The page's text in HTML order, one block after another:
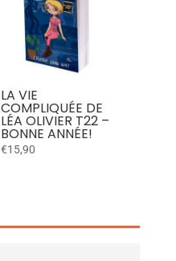
LA VIE
COMPLIQUÉE DE
LÉA OLIVIER T22 –
BONNE ANNÉE!
€15,90